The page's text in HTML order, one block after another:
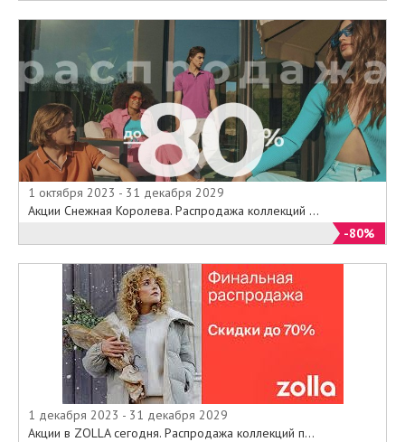
1 октября 2023 - 31 декабря 2029
Акции Снежная Королева. Распродажа коллекций ...
-80%
1 декабря 2023 - 31 декабря 2029
Акции в ZOLLA сегодня. Распродажа коллекций п...